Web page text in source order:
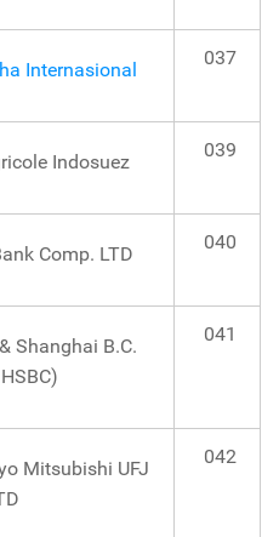
Internasional
037
Indosuez
039
Comp. LTD
040
Shanghai B.C.
041
Mitsubishi UFJ
042